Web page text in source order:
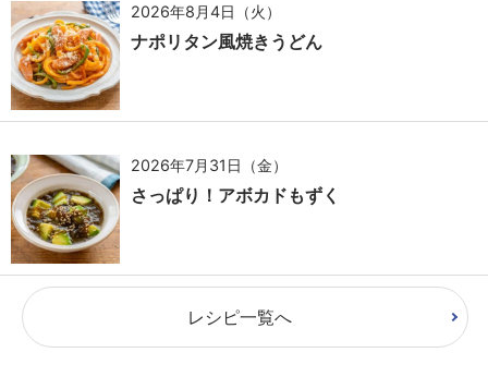
2026年8月4日（火）
ナポリタン風焼きうどん
2026年7月31日（金）
さっぱり！アボカドもずく
レシピ一覧へ